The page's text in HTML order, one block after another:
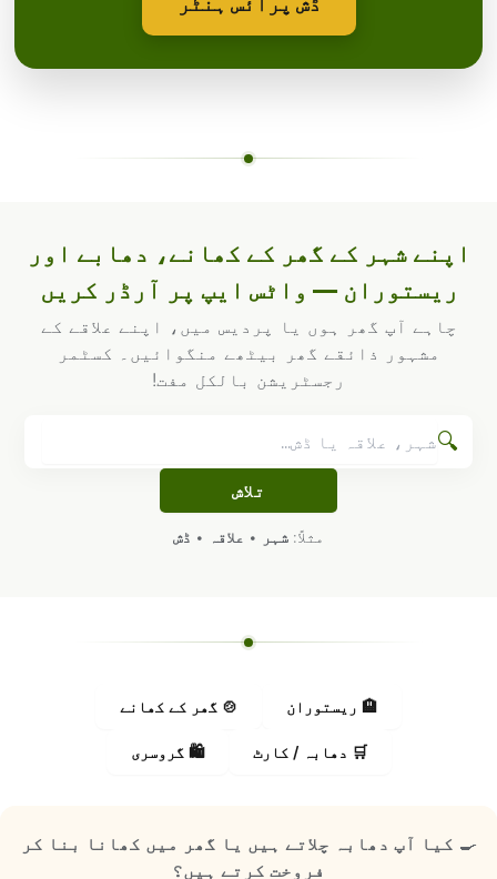
اپنے شہر کے گھر کے کھانے، دھابے اور
ریستوران — واٹس ایپ پر آرڈر کریں
چاہے آپ گھر ہوں یا پردیس میں، اپنے علاقے کے
مشہور ذائقے گھر بیٹھے منگوائیں۔ کسٹمر
رجسٹریشن بالکل مفت!
🔍
تلاش
مثلاً: شہر • علاقہ • ڈش
🏨 ریستوران 🍲 گھر کے کھانے
🛒 دھابہ / کارٹ 🛍️ گروسری
🍳 کیا آپ دھابہ چلاتے ہیں یا گھر میں کھانا بنا کر
فروخت کرتے ہیں؟